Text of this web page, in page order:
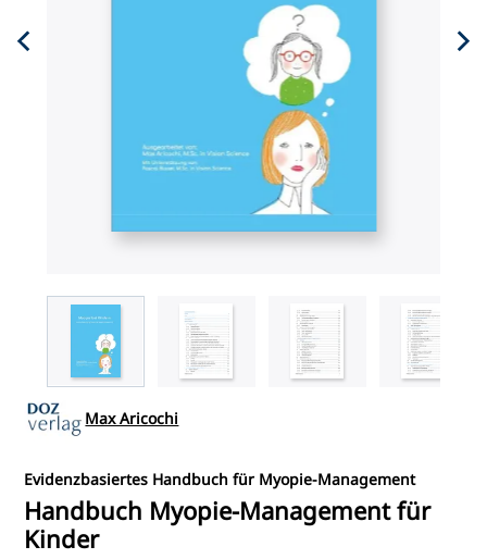
Max Aricochi
Evidenzbasiertes Handbuch für Myopie-Management
Handbuch Myopie-Management für
Kinder